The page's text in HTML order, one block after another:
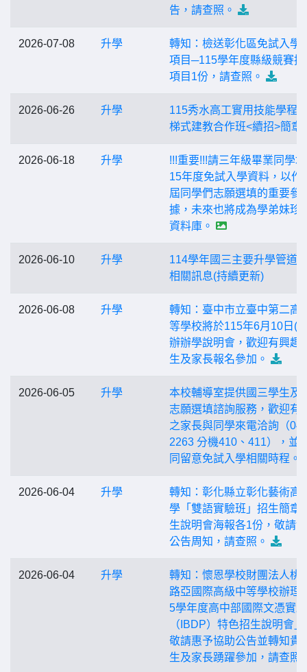
告，請查照。
2026-07-08 升學
轉知：檢送彰化區免試入學
項目─115學年度縣級競賽採
項目1份，請查照。
2026-06-26 升學
115秀水高工實用技能學程+
梯式建教合作班<續招>簡章
2026-06-18 升學
!!!重要!!!請三年級畢業同學
15年度免試入學資料，以作
屆同學們志願選填的重要參
據，未來也將成為學弟妹珍
資料庫。
2026-06-10 升學
114學年國三主要升學管道
相關訊息(持續更新)
2026-06-08 升學
轉知：臺中市立臺中第二高
等學校將於115年6月10日(
辦辦學說明會，歡迎有興趣
生及家長報名參加。
2026-06-05 升學
本校輔導室提供國三學生及
志願選填諮詢服務，歡迎有
之家長與同學來電洽詢（
2263 分機410、411），並
同留意免試入學相關時程。
2026-06-04 升學
轉知：彰化縣立彰化藝術高
學「雙語實驗班」招生簡章
生說明會海報各1份，敬請
公告周知，請查照。
2026-06-04 升學
轉知：懷恩學校財團法人桃
路亞國際高級中等學校辦理
5學年度高中部國際文憑實
（IBDP）特色招生說明會
敬請惠予協助公告並轉知貴
生及家長踴躍參加，請查照